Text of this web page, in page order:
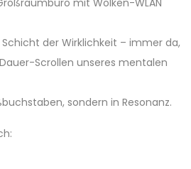
der Wirklichkeit – immer da,
Scrollen unseres mentalen
sondern in Resonanz.